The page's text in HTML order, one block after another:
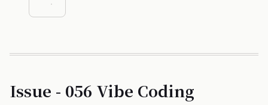
Issue - 056 Vibe Coding